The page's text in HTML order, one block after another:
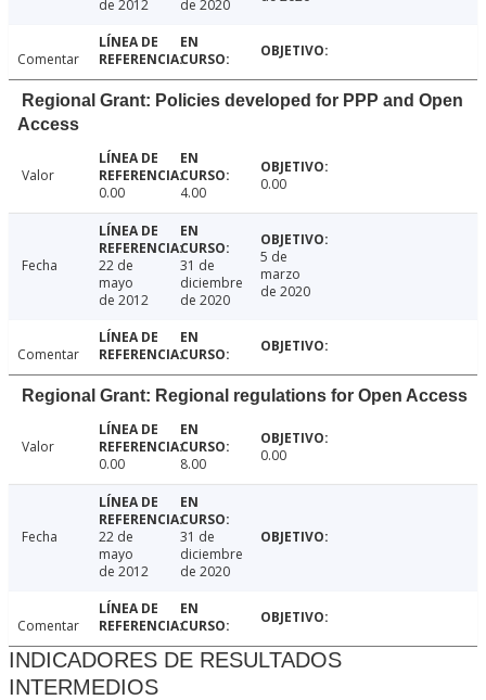
de 2012
de 2020
Comentar
Regional Grant: Policies developed for PPP and Open
Access
Valor
0.00
4.00 0.00
Fecha
22 de
mayo
de 2012
31 de
diciembre
de 2020
5 de
marzo
de 2020
Comentar
Regional Grant: Regional regulations for Open Access
Valor
0.00
8.00 0.00
Fecha
22 de
mayo
de 2012
31 de
diciembre
de 2020
Comentar
INDICADORES DE RESULTADOS
INTERMEDIOS